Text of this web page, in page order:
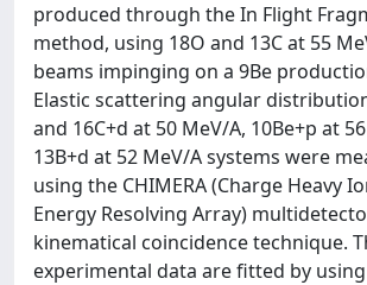
produced through the In Flight
method, using 18O and 13C at 55
beams impinging on a 9Be
Elastic scattering angular
and 16C+d at 50 MeV/A, 10Be+p at
13B+d at 52 MeV/A systems were
using the CHIMERA (Charge Heavy
Energy Resolving Array)
kinematical coincidence technique.
experimental data are fitted by